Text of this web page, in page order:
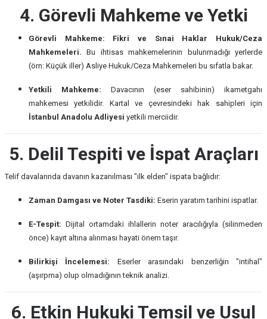
4. Görevli Mahkeme ve Yetki
Görevli Mahkeme:
Fikri ve Sınai Haklar Hukuk/Ceza
Mahkemeleri. Bu ihtisas mahkemelerinin bulunmadığı yerlerde
(örn: Küçük iller) Asliye Hukuk/Ceza Mahkemeleri bu sıfatla bakar.
Yetkili Mahkeme: Davacının (eser sahibinin) ikametgahı
mahkemesi yetkilidir. Kartal ve çevresindeki hak sahipleri için
İstanbul Anadolu Adliyesi yetkili merciidir.
5. Delil Tespiti ve İspat Araçları
Telif davalarında davanın kazanılması "ilk elden" ispata bağlıdır:
Zaman Damgası ve Noter Tasdiki: Eserin yaratım tarihini ispatlar.
E-Tespit: Dijital ortamdaki ihlallerin noter aracılığıyla (silinmeden
önce) kayıt altına alınması hayati önem taşır.
Bilirkişi İncelemesi: Eserler arasındaki benzerliğin "intihal"
(aşırpma) olup olmadığının teknik analizi.
6. Etkin Hukuki Temsil ve Usul